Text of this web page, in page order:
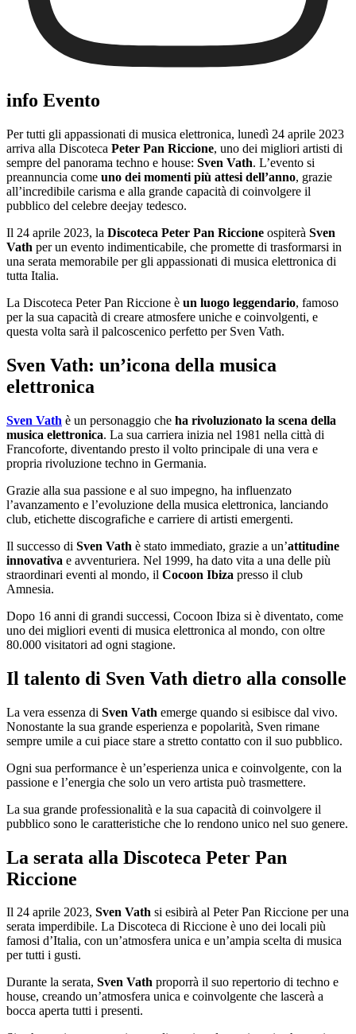
info Evento
Per tutti gli appassionati di musica elettronica, lunedì 24 aprile 2023
arriva alla Discoteca Peter Pan Riccione, uno dei migliori artisti di
sempre del panorama techno e house: Sven Vath. L’evento si
preannuncia come uno dei momenti più attesi dell’anno, grazie
all’incredibile carisma e alla grande capacità di coinvolgere il
pubblico del celebre deejay tedesco.
Il 24 aprile 2023, la Discoteca Peter Pan Riccione ospiterà Sven
Vath per un evento indimenticabile, che promette di trasformarsi in
una serata memorabile per gli appassionati di musica elettronica di
tutta Italia.
La Discoteca Peter Pan Riccione è un luogo leggendario, famoso
per la sua capacità di creare atmosfere uniche e coinvolgenti, e
questa volta sarà il palcoscenico perfetto per Sven Vath.
Sven Vath: un’icona della musica
elettronica
Sven Vath è un personaggio che ha rivoluzionato la scena della
musica elettronica. La sua carriera inizia nel 1981 nella città di
Francoforte, diventando presto il volto principale di una vera e
propria rivoluzione techno in Germania.
Grazie alla sua passione e al suo impegno, ha influenzato
l’avanzamento e l’evoluzione della musica elettronica, lanciando
club, etichette discografiche e carriere di artisti emergenti.
Il successo di Sven Vath è stato immediato, grazie a un’attitudine
innovativa e avventuriera. Nel 1999, ha dato vita a una delle più
straordinari eventi al mondo, il Cocoon Ibiza presso il club
Amnesia.
Dopo 16 anni di grandi successi, Cocoon Ibiza si è diventato, come
uno dei migliori eventi di musica elettronica al mondo, con oltre
80.000 visitatori ad ogni stagione.
Il talento di Sven Vath dietro alla consolle
La vera essenza di Sven Vath emerge quando si esibisce dal vivo.
Nonostante la sua grande esperienza e popolarità, Sven rimane
sempre umile a cui piace stare a stretto contatto con il suo pubblico.
Ogni sua performance è un’esperienza unica e coinvolgente, con la
passione e l’energia che solo un vero artista può trasmettere.
La sua grande professionalità e la sua capacità di coinvolgere il
pubblico sono le caratteristiche che lo rendono unico nel suo genere.
La serata alla Discoteca Peter Pan
Riccione
Il 24 aprile 2023, Sven Vath si esibirà al Peter Pan Riccione per una
serata imperdibile. La Discoteca di Riccione è uno dei locali più
famosi d’Italia, con un’atmosfera unica e un’ampia scelta di musica
per tutti i gusti.
Durante la serata, Sven Vath proporrà il suo repertorio di techno e
house, creando un’atmosfera unica e coinvolgente che lascerà a
bocca aperta tutti i presenti.